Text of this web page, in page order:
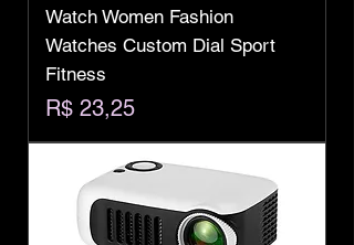
Watch Women Fashion
Watches Custom Dial Sport
Fitness
Preço
R$ 23,25